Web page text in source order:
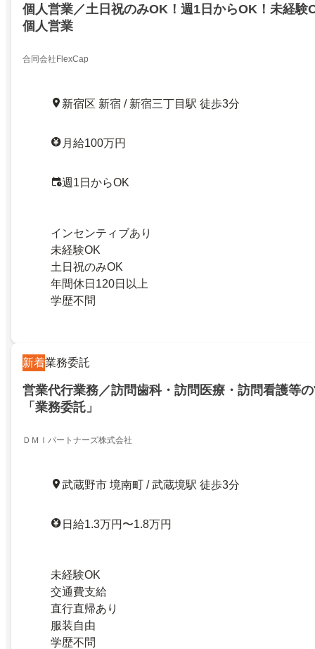
個人営業／土日祝のみOK！週1日からOK！未経験
個人営業
合同会社FlexCap
新宿区 新宿 / 新宿三丁目駅 徒歩3分
月給100万円
週1日からOK
インセンティブあり
未経験OK
土日祝のみOK
年間休日120日以上
学歴不問
新着業務委託
営業代行業務／訪問歯科・訪問医療・訪問看護等
「業務委託」
ＤＭＩパートナーズ株式会社
武蔵野市 境南町 / 武蔵境駅 徒歩3分
日給1.3万円〜1.8万円
未経験OK
交通費支給
直行直帰あり
服装自由
学歴不問